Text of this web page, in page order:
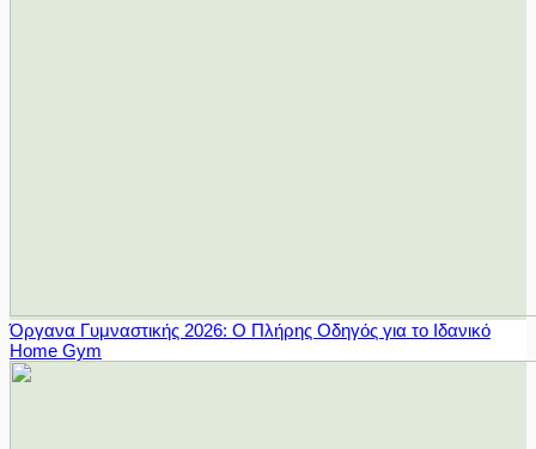
Όργανα Γυμναστικής 2026: Ο Πλήρης Οδηγός για το Ιδανικό
Home Gym